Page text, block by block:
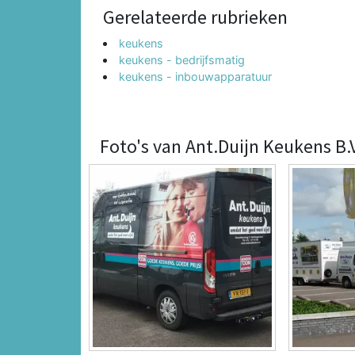
Gerelateerde rubrieken
keukens
keukens - bedrijfsmatig
keukens - inbouwapparatuur
Foto's van Ant.Duijn Keukens